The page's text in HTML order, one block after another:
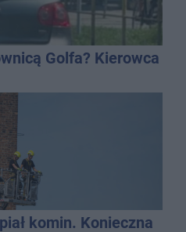
Golfa? Kierowca
komin. Konieczna